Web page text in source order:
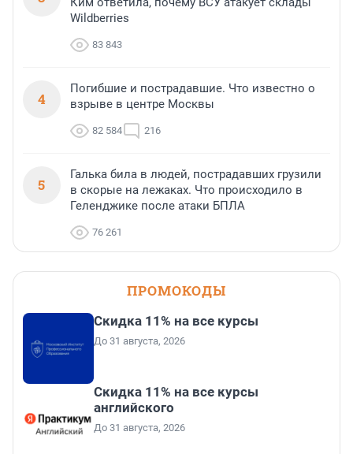
Wildberries
83 843
4
Погибшие и пострадавшие. Что известно о
взрыве в центре Москвы
82 584 216
5
Галька била в людей, пострадавших грузили
в скорые на лежаках. Что происходило в
Геленджике после атаки БПЛА
76 261
ПРОМОКОДЫ
Скидка 11% на все курсы
До 31 августа, 2026
Скидка 11% на все курсы
английского
До 31 августа, 2026